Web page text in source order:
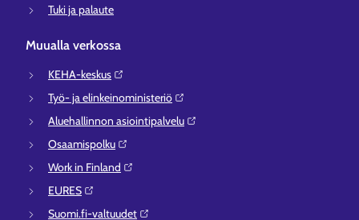
Tuki ja palaute
Muualla verkossa
KEHA-keskus⁠
Työ- ja elinkeinoministeriö⁠
Aluehallinnon asiointipalvelu⁠
Osaamispolku⁠
Work in Finland⁠
EURES⁠
Suomi.fi-valtuudet⁠